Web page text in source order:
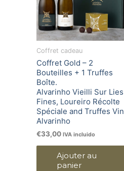
Coffret cadeau
Coffret Gold – 2
Bouteilles + 1 Truffes
Boîte.
Alvarinho Vieilli Sur Lies
Fines, Loureiro Récolte
Spéciale and Truffes Vin
Alvarinho
€33,00 IVA incluido
Ajouter au
panier